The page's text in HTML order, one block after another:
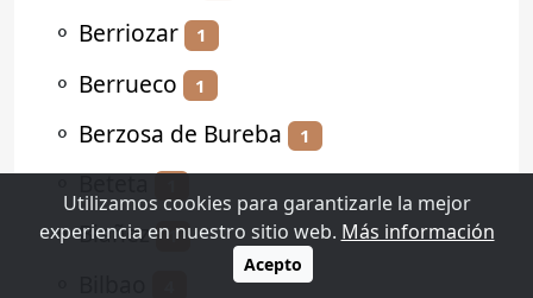
⚬ Berriozar 1
⚬ Berrueco 1
⚬ Berzosa de Bureba 1
⚬Beteta
⚬Biañez 1
Utilizamos cookies para garantizarle la mejor
experiencia en nuestro sitio web. Más información
Acepto